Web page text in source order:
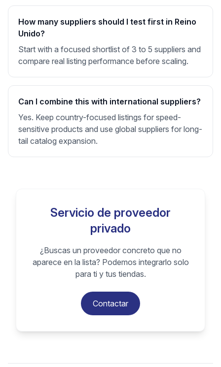
How many suppliers should I test first in Reino
Unido?
Start with a focused shortlist of 3 to 5 suppliers and
compare real listing performance before scaling.
Can I combine this with international suppliers?
Yes. Keep country-focused listings for speed-
sensitive products and use global suppliers for long-
tail catalog expansion.
Servicio de proveedor
privado
¿Buscas un proveedor concreto que no
aparece en la lista? Podemos integrarlo solo
para ti y tus tiendas.
Contactar